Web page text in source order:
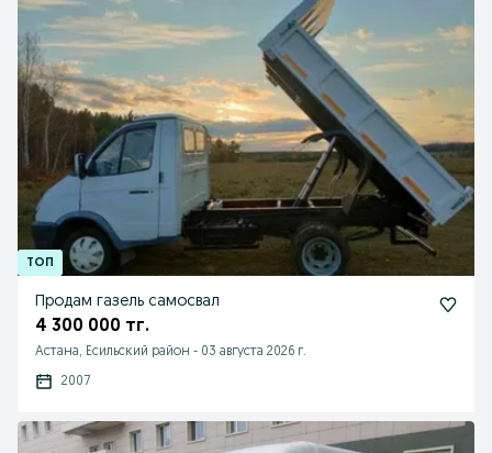
Продам газель самосвал
4 300 000 тг.
Астана, Есильский район - 03 августа 2026 г.
2007